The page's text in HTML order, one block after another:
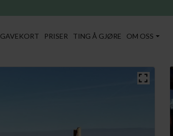
GAVEKORT PRISER TING Å GJØRE
OM OSS